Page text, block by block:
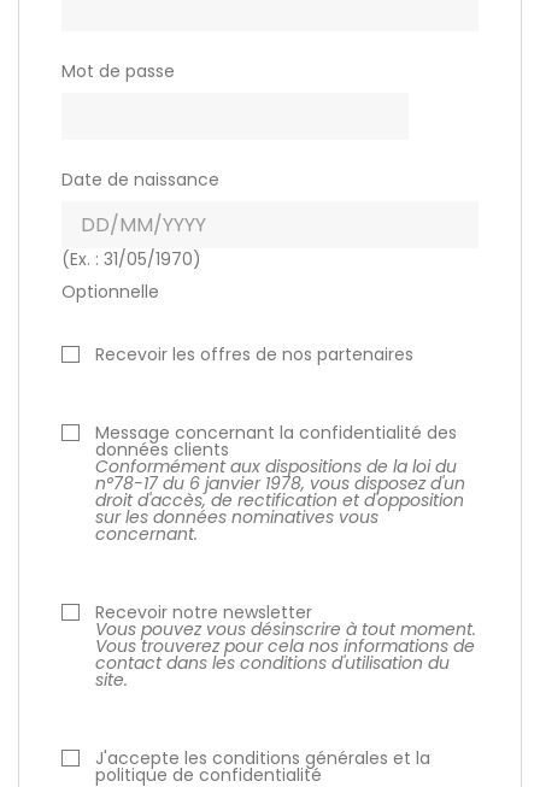
Mot de passe
Date de naissance
(Ex. : 31/05/1970)
Optionnelle
Recevoir les offres de nos partenaires
Message concernant la confidentialité des
données clients
Conformément aux dispositions de la loi du
n°78-17 du 6 janvier 1978, vous disposez d'un
droit d'accès, de rectification et d'opposition
sur les données nominatives vous
concernant.
Recevoir notre newsletter
Vous pouvez vous désinscrire à tout moment.
Vous trouverez pour cela nos informations de
contact dans les conditions d'utilisation du
site.
J'accepte les conditions générales et la
politique de confidentialité